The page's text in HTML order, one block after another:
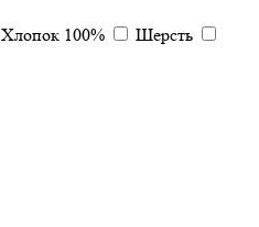
Хлопок 100%
Шерсть